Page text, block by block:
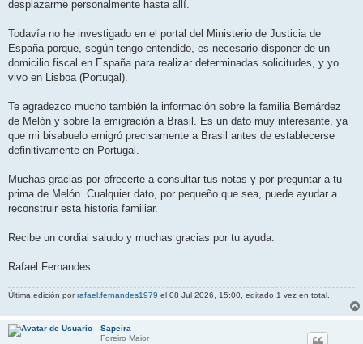
desplazarme personalmente hasta allí.
Todavía no he investigado en el portal del Ministerio de Justicia de
España porque, según tengo entendido, es necesario disponer de un
domicilio fiscal en España para realizar determinadas solicitudes, y yo
vivo en Lisboa (Portugal).
Te agradezco mucho también la información sobre la familia Bernárdez
de Melón y sobre la emigración a Brasil. Es un dato muy interesante, ya
que mi bisabuelo emigró precisamente a Brasil antes de establecerse
definitivamente en Portugal.
Muchas gracias por ofrecerte a consultar tus notas y por preguntar a tu
prima de Melón. Cualquier dato, por pequeño que sea, puede ayudar a
reconstruir esta historia familiar.
Recibe un cordial saludo y muchas gracias por tu ayuda.
Rafael Fernandes
Última edición porrafael.fernandes1979 el 08 Jul 2026, 15:00, editado 1 vez en total.
Sapeira
Foreiro Maior